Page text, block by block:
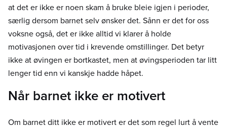
at det er ikke er noen skam å bruke bleie igjen i perioder,
særlig dersom barnet selv ønsker det. Sånn er det for oss
voksne også, det er ikke alltid vi klarer å holde
motivasjonen over tid i krevende omstillinger. Det betyr
ikke at øvingen er bortkastet, men at øvingsperioden tar litt
lenger tid enn vi kanskje hadde håpet.
Når barnet ikke er motivert
Om barnet ditt ikke er motivert er det som regel lurt å vente